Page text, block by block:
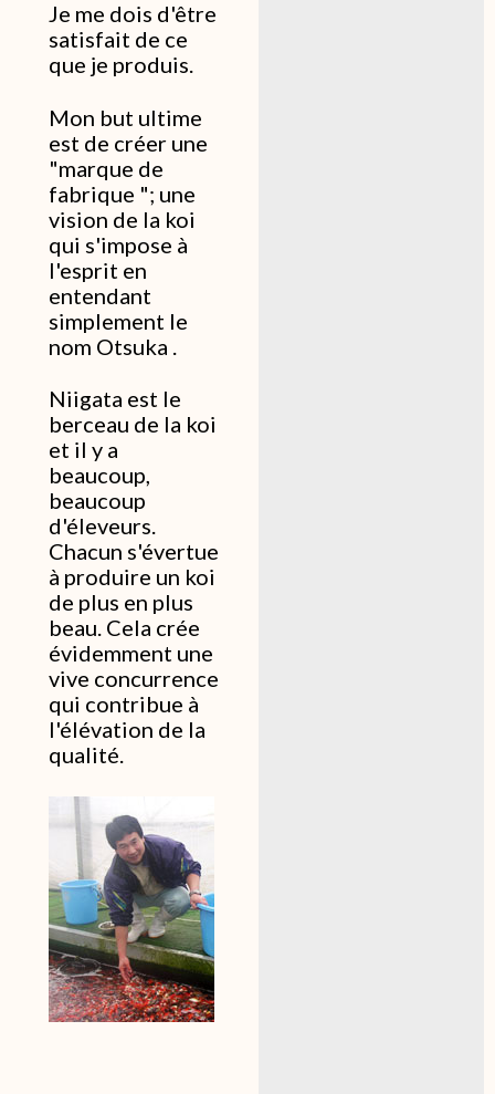
Je me dois d'être
satisfait de ce
que je produis.
Mon but ultime
est de créer une
"marque de
fabrique "; une
vision de la koi
qui s'impose à
l'esprit en
entendant
simplement le
nom Otsuka .
Niigata est le
berceau de la koi
et il y a
beaucoup,
beaucoup
d'éleveurs.
Chacun s'évertue
à produire un koi
de plus en plus
beau. Cela crée
évidemment une
vive concurrence
qui contribue à
l'élévation de la
qualité.